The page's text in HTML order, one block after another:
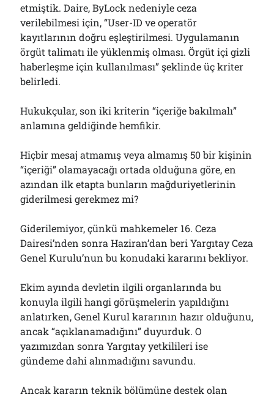
etmiştik. Daire, ByLock nedeniyle ceza
verilebilmesi için, “User-ID ve operatör
kayıtlarının doğru eşleştirilmesi. Uygulamanın
örgüt talimatı ile yüklenmiş olması. Örgüt içi gizli
haberleşme için kullanılması” şeklinde üç kriter
belirledi.
Hukukçular, son iki kriterin “içeriğe bakılmalı”
anlamına geldiğinde hemfikir.
Hiçbir mesaj atmamış veya almamış 50 bir kişinin
“içeriği” olamayacağı ortada olduğuna göre, en
azından ilk etapta bunların mağduriyetlerinin
giderilmesi gerekmez mi?
Giderilemiyor, çünkü mahkemeler 16. Ceza
Dairesi’nden sonra Haziran’dan beri Yargıtay Ceza
Genel Kurulu’nun bu konudaki kararını bekliyor.
Ekim ayında devletin ilgili organlarında bu
konuyla ilgili hangi görüşmelerin yapıldığını
anlatırken, Genel Kurul kararının hazır olduğunu,
ancak “açıklanamadığını” duyurduk. O
yazımızdan sonra Yargıtay yetkilileri ise
gündeme dahi alınmadığını savundu.
Ancak kararın teknik bölümüne destek olan